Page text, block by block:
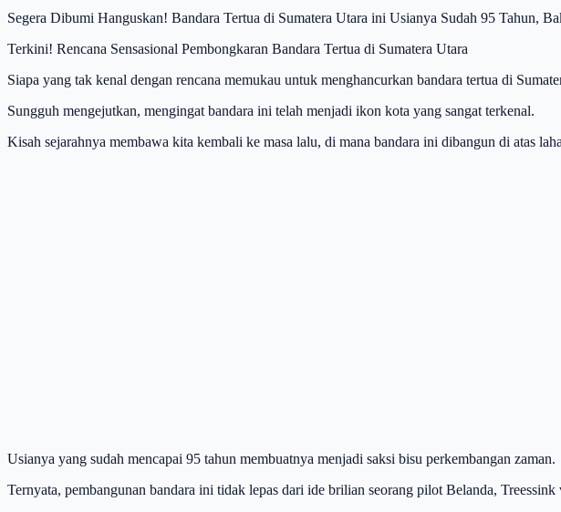
Segera Dibumi Hanguskan! Bandara Tertua di Sumatera Utara ini Usianya Sudah 95 Tahun,
Terkini! Rencana Sensasional Pembongkaran Bandara Tertua di Sumatera Utara
Siapa yang tak kenal dengan rencana memukau untuk menghancurkan bandara tertua di
Sungguh mengejutkan, mengingat bandara ini telah menjadi ikon kota yang sangat terkenal.
Kisah sejarahnya membawa kita kembali ke masa lalu, di mana bandara ini dibangun di atas
Usianya yang sudah mencapai 95 tahun membuatnya menjadi saksi bisu perkembangan zaman.
Ternyata, pembangunan bandara ini tidak lepas dari ide brilian seorang pilot Belanda,